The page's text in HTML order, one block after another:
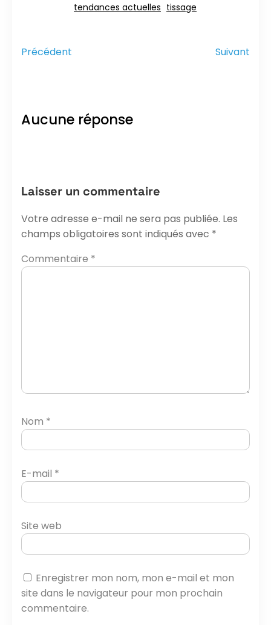
tendances actuelles tissage
Précédent Suivant
Aucune réponse
Laisser un commentaire
Votre adresse e-mail ne sera pas publiée. Les
champs obligatoires sont indiqués avec *
Commentaire *
Nom *
E-mail *
Site web
Enregistrer mon nom, mon e-mail et mon
site dans le navigateur pour mon prochain
commentaire.